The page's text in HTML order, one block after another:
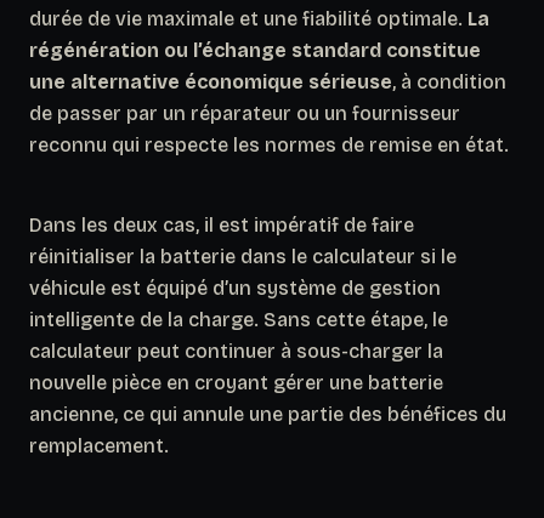
durée de vie maximale et une fiabilité optimale. La
régénération ou l’échange standard constitue
une alternative économique sérieuse, à condition
de passer par un réparateur ou un fournisseur
reconnu qui respecte les normes de remise en état.
Dans les deux cas, il est impératif de faire
réinitialiser la batterie dans le calculateur si le
véhicule est équipé d’un système de gestion
intelligente de la charge. Sans cette étape, le
calculateur peut continuer à sous-charger la
nouvelle pièce en croyant gérer une batterie
ancienne, ce qui annule une partie des bénéfices du
remplacement.